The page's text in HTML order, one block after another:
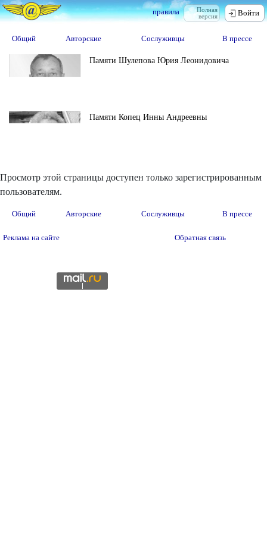
Полная
версия
правила Войти
Общий Авторские Сослуживцы В прессе
Памяти Шулепова Юрия Леонидовича
Памяти Копец Инны Андреевны
Просмотр этой страницы доступен только зарегистрированным
пользователям.
Общий Авторские Сослуживцы В прессе
Реклама на сайте Обратная связь